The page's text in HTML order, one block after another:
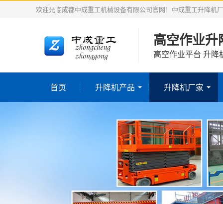
欢迎光临成都中成重工机械设备有限公司官网！中成重工升降机
高空作业升
高空作业平台 升降
首页 升降机产品 升降机厂家